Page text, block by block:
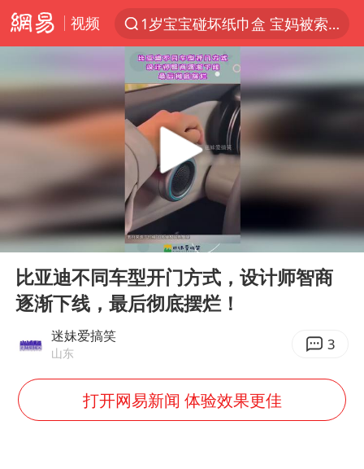
视频
1岁宝宝碰坏纸巾盒 宝妈被索赔924元
Meta被判支付5.67亿美元
阿根廷足协发文力挺因凡蒂诺
中国稀土盘中涨停
日本广岛民众举行游行反对政府行径
21楼高空抛物嫌疑人被拘留
台风白海豚最新路径研判来了
粉笔发布“自曝式”公开信
女子利用漏洞0元薅走3000多件家电
Play
00:00 00:13
比亚迪不同车型开门方式，设计师智商
逐渐下线，最后彻底摆烂！
迷妹爱搞笑
山东 3
打开网易新闻 体验效果更佳